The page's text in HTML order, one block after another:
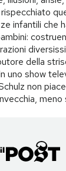
infantili che
della
uno show
non